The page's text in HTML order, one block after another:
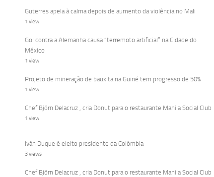
Guterres apela à calma depois de aumento da violência no Mali
1 view
Gol contra a Alemanha causa “terremoto artificial” na Cidade do
México
1 view
Projeto de mineração de bauxita na Guiné tem progresso de 50%
1 view
Chef Björn Delacruz , cria Donut para o restaurante Manila Social Club
1 view
Iván Duque é eleito presidente da Colômbia
3 views
Chef Björn Delacruz , cria Donut para o restaurante Manila Social Club